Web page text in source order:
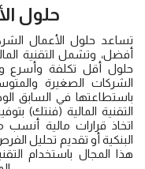
- حلول
تساعد حلول الأعمال
أفضل، وتشمل التقنية
حلول أقل تكلفة وأسرع
الشركات الصغيرة
باستطاعتها في السابق
التقنية المالية (فنتك)
اتخاذ قرارات مالية
البنكية أو تقديم تحليل
هذا المجال باستخدام